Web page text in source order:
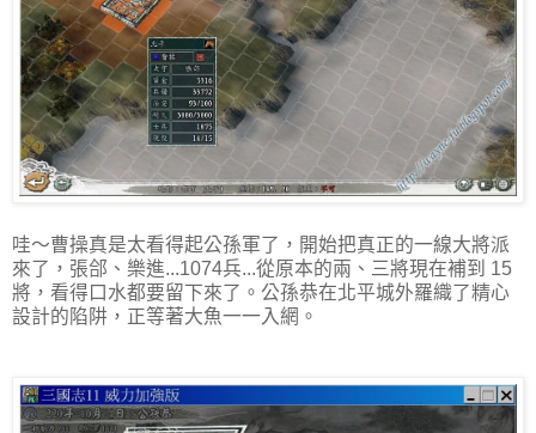
哇～曹操真是太看得起公孫軍了，開始把真正的一線大將派
來了，張郃、樂進...1074兵...從原本的兩、三將現在補到 15
將，看得口水都要留下來了。公孫恭在北平城外羅織了精心
設計的陷阱，正等著大魚一一入網。